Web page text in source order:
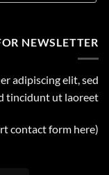
NEWSLETTER
adipiscing elit, sed
tincidunt ut laoreet.
(insert contact form here)